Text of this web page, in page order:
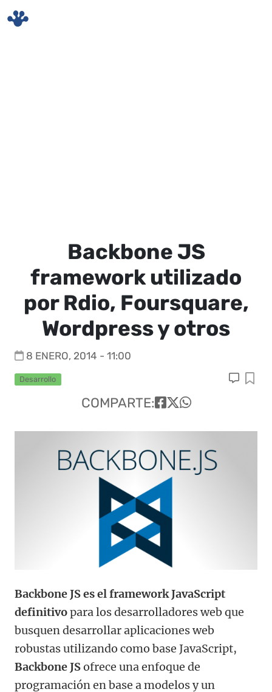
Backbone JS
framework utilizado
por Rdio, Foursquare,
Wordpress y otros
8 ENERO, 2014 - 11:00
Desarrollo
COMPARTE:
Backbone JS es el framework JavaScript
definitivopara los desarrolladores web que
busquen desarrollar aplicaciones web
robustas utilizando como base JavaScript,
Backbone JSofrece una enfoque de
programación en base a modelos y un